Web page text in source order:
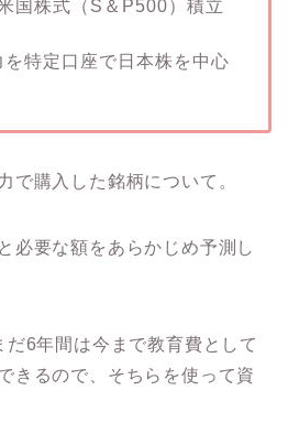
国株式（S＆P500）積立
特定口座で日本株を中心
購入した銘柄について。
必要な額をあらかじめ予測し
6年間は今まで教育費として
きるので、そちらを使って資